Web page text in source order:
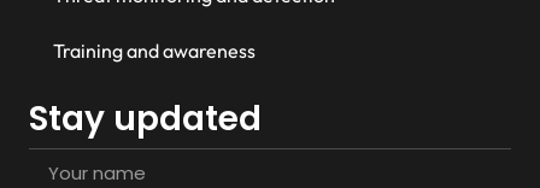
Training and awareness
Stay updated